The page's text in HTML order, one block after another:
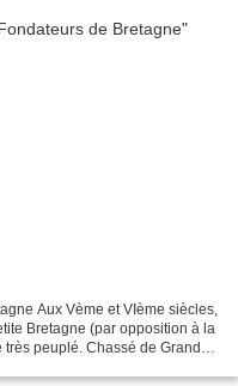
Aux Vème et VIème siècles,
Bretagne (par opposition à la
peuplé. Chassé de Grande-